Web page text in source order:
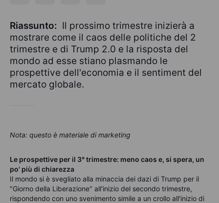
Riassunto: Il prossimo trimestre inizierà a
mostrare come il caos delle politiche del 2
trimestre e di Trump 2.0 e la risposta del
mondo ad esse stiano plasmando le
prospettive dell'economia e il sentiment del
mercato globale.
Nota: questo è materiale di marketing
Le prospettive per il 3° trimestre: meno caos e, si spera, un
po' più di chiarezza
Il mondo si è svegliato alla minaccia dei dazi di Trump per il
"Giorno della Liberazione" all'inizio del secondo trimestre,
rispondendo con uno svenimento simile a un crollo all'inizio di